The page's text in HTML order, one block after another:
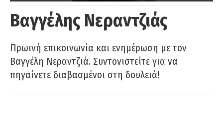
Βαγγέλης Νεραντζιάς
Πρωινή επικοινωνία και ενημέρωση με τον
Βαγγέλη Νεραντζιά. Συντονιστείτε για να
πηγαίνετε διαβασμένοι στη δουλειά!